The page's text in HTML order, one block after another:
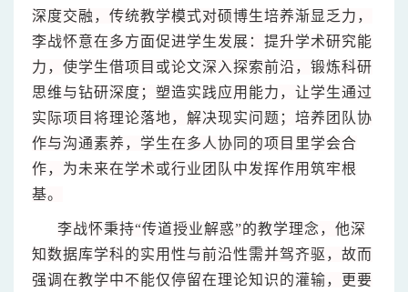
深度交融，传统教学模式对硕博生培养渐显乏力，
李战怀意在多方面促进学生发展：提升学术研究能
力，使学生借项目或论文深入探索前沿，锻炼科研
思维与钻研深度；塑造实践应用能力，让学生通过
实际项目将理论落地，解决现实问题；培养团队协
作与沟通素养，学生在多人协同的项目里学会合
作，为未来在学术或行业团队中发挥作用筑牢根
基。
李战怀秉持“传道授业解惑”的教学理念，他深
知数据库学科的实用性与前沿性需并驾齐驱，故而
强调在教学中不能仅停留在理论知识的灌输，更要